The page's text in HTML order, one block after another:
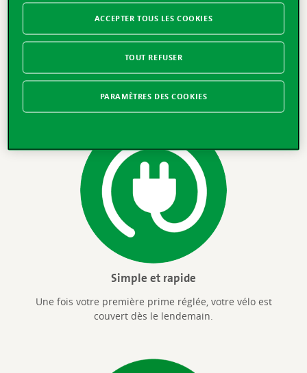
Indemnisation attractive
remboursons sa valeur à neuf en cas de dommage total.
Simple et rapide
Une fois votre première prime réglée, votre vélo est
couvert dès le lendemain.
TOUT REFUSER
ACCEPTER TOUS LES COOKIES
PARAMÈTRES DES COOKIES